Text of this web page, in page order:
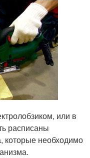
или в
расписаны
которые необходимо